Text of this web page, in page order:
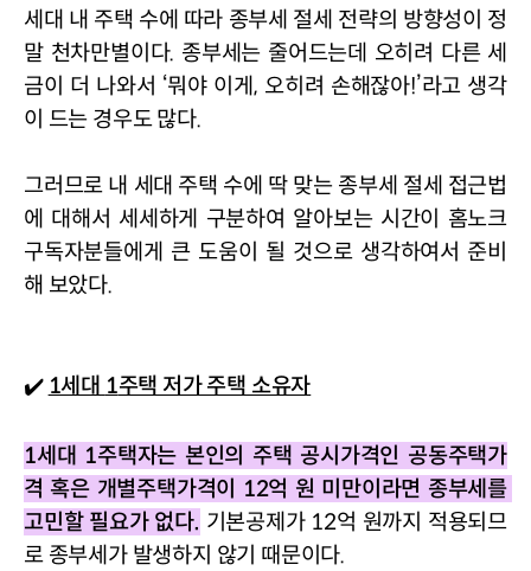
세대 내 주택 수에 따라 종부세 절세 전략의 방향성이 정
말 천차만별이다. 종부세는 줄어드는데 오히려 다른 세
금이 더 나와서 ‘뭐야 이게 , 오히려 손해잖아!’라고 생각
이 드는 경우도 많다.
그러므로 내 세대 주택 수에 딱 맞는 종부세 절세 접근법
에 대해서 세세하게 구분하여 알아보는 시간이 홈노크
구독자분들에게 큰 도움이 될 것으로 생각하여서 준비
해 보았다.
✔️ 1세대 1주택 저가 주택 소유자
1세대 1주택자는 본인의 주택 공시가격인 공동주택가
격 혹은 개별주택가격이 12억 원 미만이라면 종부세를
고민할 필요가 없다. 기본공제가 12억 원까지 적용되므
로 종부세가 발생하지 않기 때문이다.